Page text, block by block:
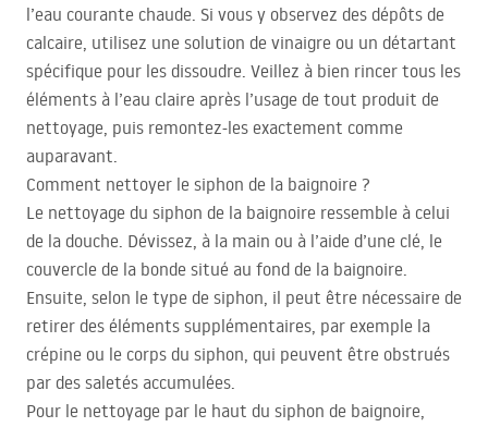
l’eau courante chaude. Si vous y observez des dépôts de
calcaire, utilisez une solution de vinaigre ou un détartant
spécifique pour les dissoudre. Veillez à bien rincer tous les
éléments à l’eau claire après l’usage de tout produit de
nettoyage, puis remontez-les exactement comme
auparavant.
Comment nettoyer le siphon de la baignoire ?
Le nettoyage du siphon de la baignoire ressemble à celui
de la douche. Dévissez, à la main ou à l’aide d’une clé, le
couvercle de la bonde situé au fond de la baignoire.
Ensuite, selon le type de siphon, il peut être nécessaire de
retirer des éléments supplémentaires, par exemple la
crépine ou le corps du siphon, qui peuvent être obstrués
par des saletés accumulées.
Pour le nettoyage par le haut du siphon de baignoire,